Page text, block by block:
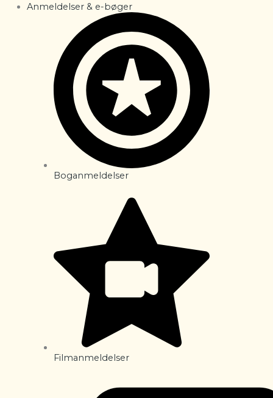
Anmeldelser & e-bøger
Boganmeldelser
Filmanmeldelser